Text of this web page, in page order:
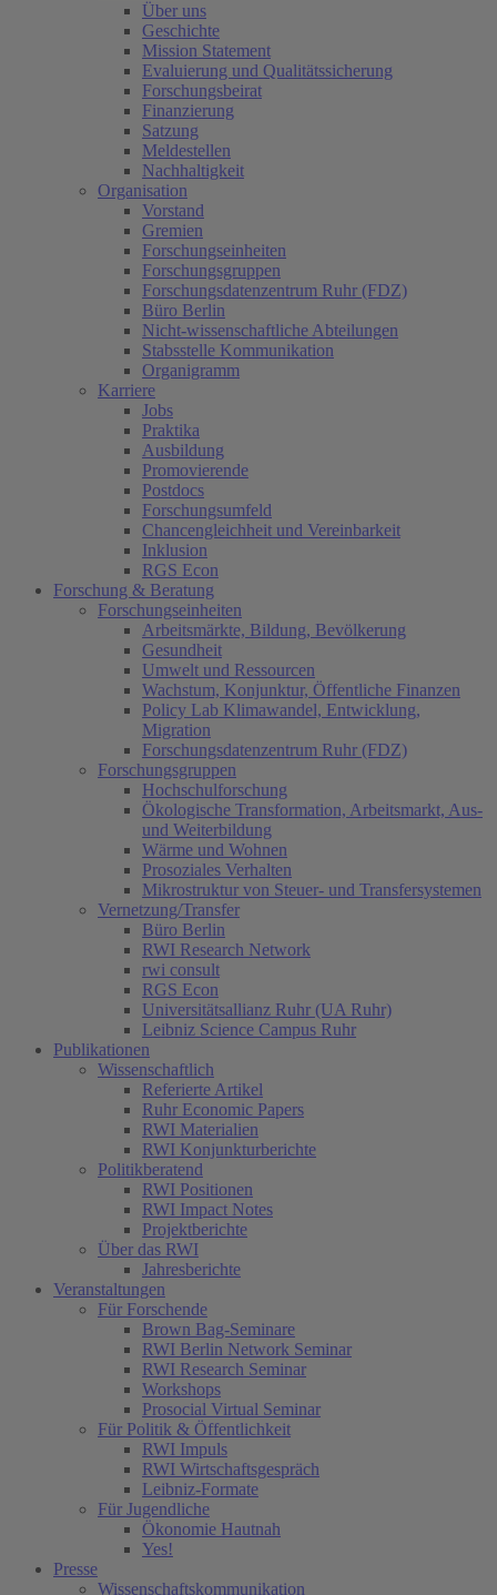
Über uns
Geschichte
Mission Statement
Evaluierung und Qualitätssicherung
Forschungsbeirat
Finanzierung
Satzung
Meldestellen
Nachhaltigkeit
Organisation
Vorstand
Gremien
Forschungseinheiten
Forschungsgruppen
Forschungsdatenzentrum Ruhr (FDZ)
Büro Berlin
Nicht-wissenschaftliche Abteilungen
Stabsstelle Kommunikation
Organigramm
Karriere
Jobs
Praktika
Ausbildung
Promovierende
Postdocs
Forschungsumfeld
Chancengleichheit und Vereinbarkeit
Inklusion
RGS Econ
Forschung & Beratung
Forschungseinheiten
Arbeitsmärkte, Bildung, Bevölkerung
Gesundheit
Umwelt und Ressourcen
Wachstum, Konjunktur, Öffentliche Finanzen
Policy Lab Klimawandel, Entwicklung,
Migration
Forschungsdatenzentrum Ruhr (FDZ)
Forschungsgruppen
Hochschulforschung
Ökologische Transformation, Arbeitsmarkt, Aus-
und Weiterbildung
Wärme und Wohnen
Prosoziales Verhalten
Mikrostruktur von Steuer- und Transfersystemen
Vernetzung/Transfer
Büro Berlin
RWI Research Network
rwi consult
RGS Econ
Universitätsallianz Ruhr (UA Ruhr)
Leibniz Science Campus Ruhr
Publikationen
Wissenschaftlich
Referierte Artikel
Ruhr Economic Papers
RWI Materialien
RWI Konjunkturberichte
Politikberatend
RWI Positionen
RWI Impact Notes
Projektberichte
Über das RWI
Jahresberichte
Veranstaltungen
Für Forschende
Brown Bag-Seminare
RWI Berlin Network Seminar
RWI Research Seminar
Workshops
Prosocial Virtual Seminar
Für Politik & Öffentlichkeit
RWI Impuls
RWI Wirtschaftsgespräch
Leibniz-Formate
Für Jugendliche
Ökonomie Hautnah
Yes!
Presse
Wissenschaftskommunikation